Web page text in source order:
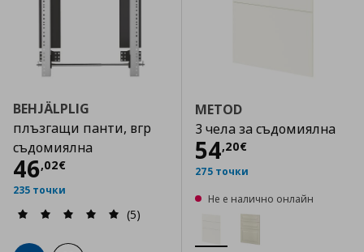
BEHJÄLPLIG
плъзгащи панти, вгр
съдомиялна
46,02€
Цена
235 точки
(5)
METOD
3 чела за съдомиялна
54,20€
Цена
275 точки
Не е налично онлайн